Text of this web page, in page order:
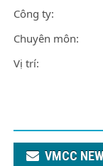
Công ty:
Chuyên môn:
Vị trí:
VMCC